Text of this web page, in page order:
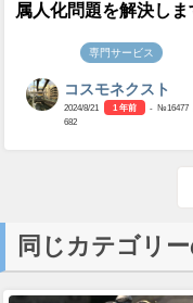
属人化問題を解決しま
専門サービス
コスモネクスト
2024/8/21 1 年前
- №16477
682
同じカテゴリ